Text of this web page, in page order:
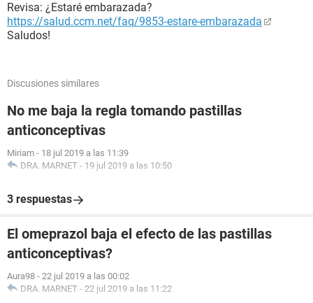
Revisa: ¿Estaré embarazada?
https://salud.ccm.net/faq/9853-estare-embarazada
Saludos!
Discusiones similares
No me baja la regla tomando pastillas
anticonceptivas
Miriam - 18 jul 2019 a las 11:39
DRA. MARNET - 19 jul 2019 a las 10:50
3 respuestas
El omeprazol baja el efecto de las pastillas
anticonceptivas?
Aura98 - 22 jul 2019 a las 00:02
DRA. MARNET - 22 jul 2019 a las 11:22